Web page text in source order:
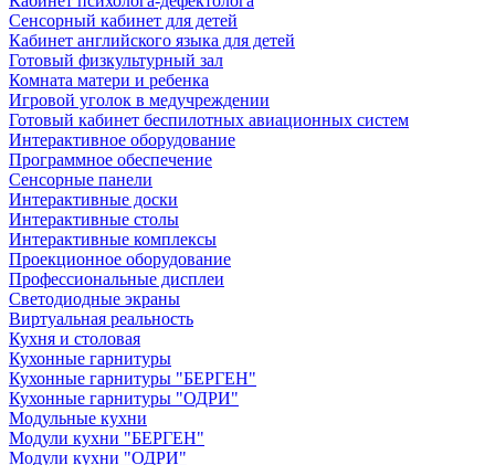
Сенсорный кабинет для детей
Кабинет английского языка для детей
Готовый физкультурный зал
Комната матери и ребенка
Игровой уголок в медучреждении
Готовый кабинет беспилотных авиационных систем
Интерактивное оборудование
Программное обеспечение
Сенсорные панели
Интерактивные доски
Интерактивные столы
Интерактивные комплексы
Проекционное оборудование
Профессиональные дисплеи
Светодиодные экраны
Виртуальная реальность
Кухня и столовая
Кухонные гарнитуры
Кухонные гарнитуры "БЕРГЕН"
Кухонные гарнитуры "ОДРИ"
Модульные кухни
Модули кухни "БЕРГЕН"
Модули кухни "ОДРИ"